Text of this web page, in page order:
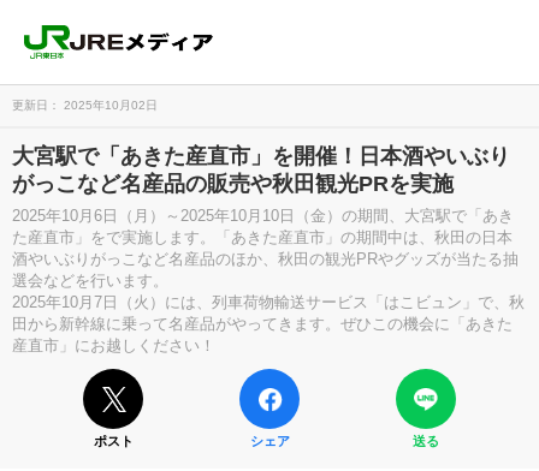
更新日： 2025年10月02日
大宮駅で「あきた産直市」を開催！日本酒やいぶり
がっこなど名産品の販売や秋田観光PRを実施
2025年10月6日（月）～2025年10月10日（金）の期間、大宮駅で「あき
た産直市」をで実施します。「あきた産直市」の期間中は、秋田の日本
酒やいぶりがっこなど名産品のほか、秋田の観光PRやグッズが当たる抽
選会などを行います。
2025年10月7日（火）には、列車荷物輸送サービス「はこビュン」で、秋
田から新幹線に乗って名産品がやってきます。ぜひこの機会に「あきた
産直市」にお越しください！
ポスト シェア 送る